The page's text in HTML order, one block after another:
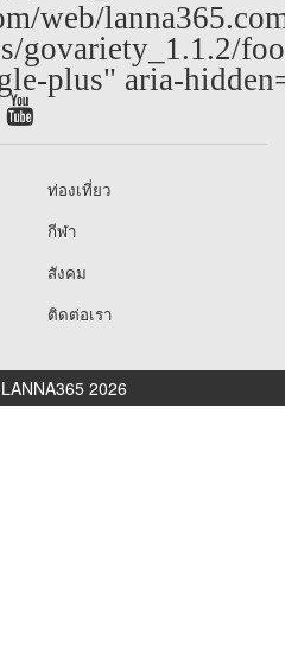
web/
govariety_1.1.2/
plus" aria-
ท่องเที่ยว
กีฬา
สังคม
ติดต่อเรา
2026